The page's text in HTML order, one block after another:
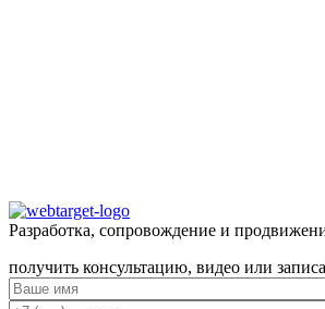
Разработка, сопровождение и
получить консультацию, видео или